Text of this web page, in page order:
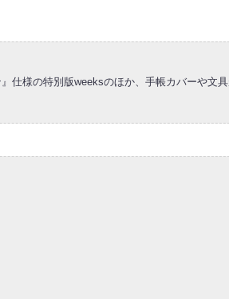
仕様の特別版weeksのほか、手帳カバーや文具